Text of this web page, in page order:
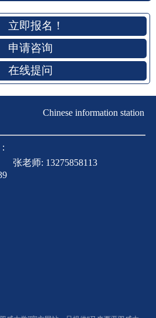
立即报名！
申请咨询
在线提问
Chinese information station
张老师: 13275858113